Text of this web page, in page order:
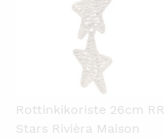
Rottinkikoriste 26cm RR
Stars Rivièra Maison